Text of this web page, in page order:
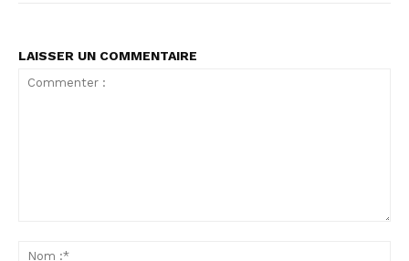
LAISSER UN COMMENTAIRE